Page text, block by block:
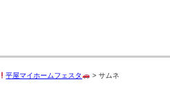
平屋マイホームフェスタ > サムネ